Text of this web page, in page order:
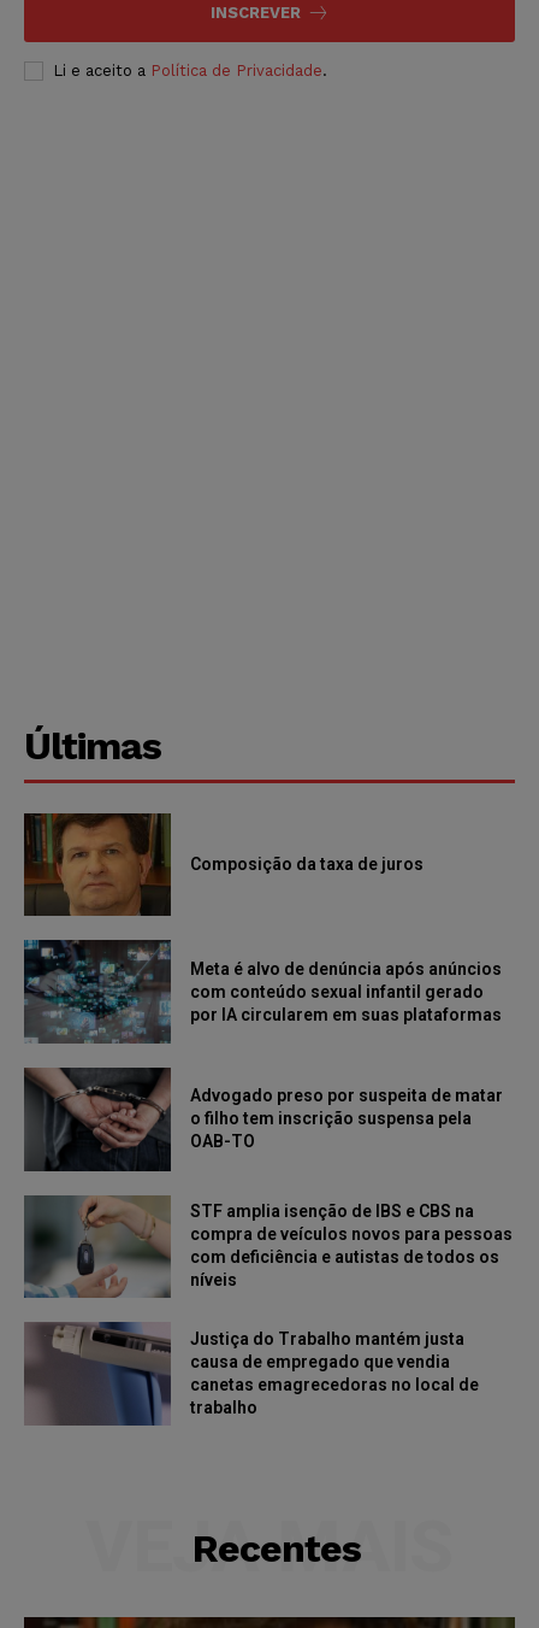
INSCREVER
Li e aceito a Política de Privacidade.
Últimas
Composição da taxa de juros
Meta é alvo de denúncia após anúncios
com conteúdo sexual infantil gerado
por IA circularem em suas plataformas
Advogado preso por suspeita de matar
o filho tem inscrição suspensa pela
OAB-TO
STF amplia isenção de IBS e CBS na
compra de veículos novos para pessoas
com deficiência e autistas de todos os
níveis
Justiça do Trabalho mantém justa
causa de empregado que vendia
canetas emagrecedoras no local de
trabalho
Recentes
VEJA MAIS